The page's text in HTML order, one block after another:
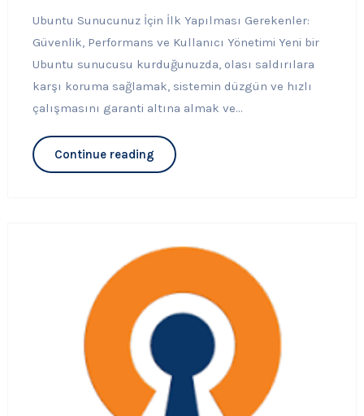
Ubuntu Sunucunuz İçin İlk Yapılması Gerekenler:
Güvenlik, Performans ve Kullanıcı Yönetimi Yeni bir
Ubuntu sunucusu kurduğunuzda, olası saldırılara
karşı koruma sağlamak, sistemin düzgün ve hızlı
çalışmasını garanti altına almak ve...
Continue reading